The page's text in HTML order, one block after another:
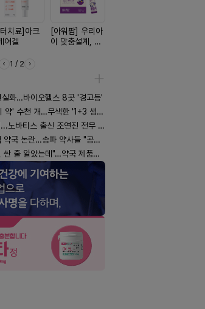
치료]아크
어겔
[아워팜] 우리아
이 맞춤설계, 바
1 / 2
실화…바이오헬스 8곳 '경고등'
' 수천 개…무색한 '1+3 생동'
바티스 출신 조연진 전무 내정
논란…송파 약사들 "공공성 훼손"
았는데"…약국 제품과 비교해보니